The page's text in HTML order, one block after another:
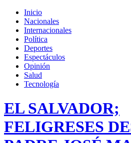
Inicio
Nacionales
Internacionales
Política
Deportes
Espectáculos
Opinión
Salud
Tecnología
EL SALVADOR;
FELIGRESES